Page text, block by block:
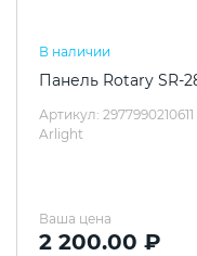
В наличии
Панель Rotary SR-
Артикул: 2977990210611
Arlight
Ваша цена
2 200.00 ₽